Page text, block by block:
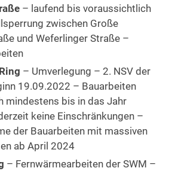
– laufend bis voraussichtlich
zwischen Große
und Weferlinger Straße –
– Umverlegung – 2. NSV der
19.09.2022 – Bauarbeiten
mindestens bis in das Jahr
keine Einschränkungen –
der Bauarbeiten mit massiven
ab April 2024
– Fernwärmearbeiten der SWM –